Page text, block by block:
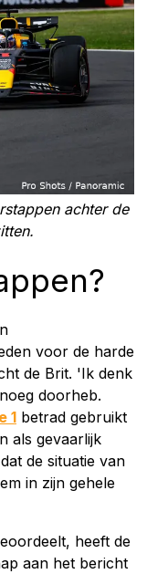
achter de
voor de harde
de Brit. 'Ik denk
doorheb.
1 betrad gebruikt
als gevaarlijk
de situatie van
in zijn gehele
heeft de
aan het bericht